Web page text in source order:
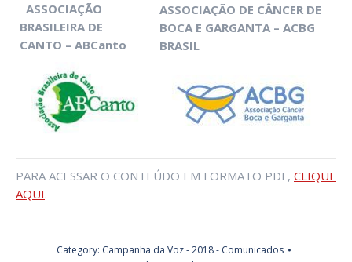
ASSOCIAÇÃO
BRASILEIRA DE
CANTO – ABCanto
ASSOCIAÇÃO DE CÂNCER DE
BOCA E GARGANTA – ACBG
BRASIL
PARA ACESSAR O CONTEÚDO EM FORMATO PDF, CLIQUE
AQUI.
Category: Campanha da Voz - 2018 - Comunicados